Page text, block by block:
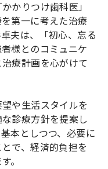
かりつけ歯科医」
第一に考えた治療
夫は、「初心、忘る
様とのコミュニケ
療計画を心がけて
や生活スタイルを
診療方針を提案し
本としつつ、必要に
で、経済的負担を
。